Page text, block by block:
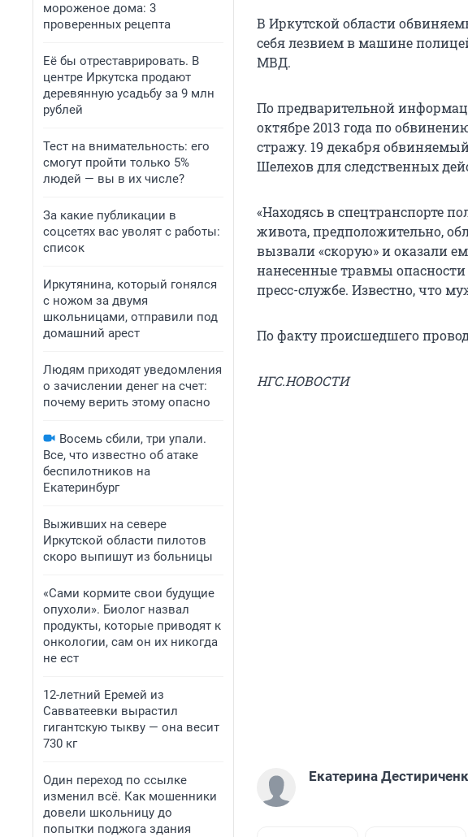
мороженое дома: 3
проверенных рецепта
Её бы отреставрировать. В
центре Иркутска продают
деревянную усадьбу за 9 млн
рублей
Тест на внимательность: его
смогут пройти только 5%
людей — вы в их числе?
За какие публикации в
соцсетях вас уволят с работы:
список
Иркутянина, который гонялся
с ножом за двумя
школьницами, отправили под
домашний арест
Людям приходят уведомления
о зачислении денег на счет:
почему верить этому опасно
Восемь сбили, три упали.
Все, что известно об атаке
беспилотников на
Екатеринбург
Выживших на севере
Иркутской области пилотов
скоро выпишут из больницы
«Сами кормите свои будущие
опухоли». Биолог назвал
продукты, которые приводят к
онкологии, сам он их никогда
не ест
12-летний Еремей из
Савватеевки вырастил
гигантскую тыкву — она весит
730 кг
Один переход по ссылке
изменил всё. Как мошенники
довели школьницу до
попытки поджога здания
В Иркутской области
себя лезвием в машине
МВД.
По предварительной
октябре 2013 года по
стражу. 19 декабря
Шелехов для следственных
«Находясь в спецтранспорте
живота, предположительно,
вызвали «скорую» и оказали
нанесенные травмы
пресс-службе. Известно, что
По факту происшедшего
НГС.НОВОСТИ
Екатерина